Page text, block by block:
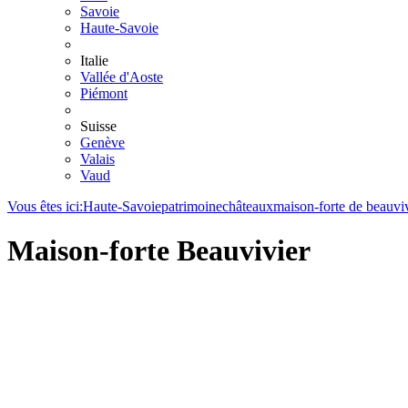
Savoie
Haute-Savoie
Italie
Vallée d'Aoste
Piémont
Suisse
Genève
Valais
Vaud
Vous êtes ici:Haute-Savoiepatrimoinechâteauxmaison-forte de
Maison-forte Beauvivier